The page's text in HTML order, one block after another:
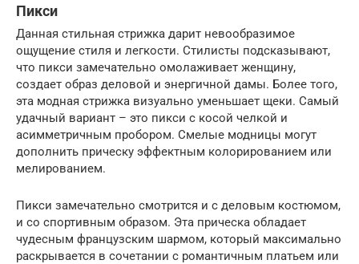
Пикси
Данная стильная стрижка дарит невообразимое
ощущение стиля и легкости. Стилисты подсказывают,
что пикси замечательно омолаживает женщину,
создает образ деловой и энергичной дамы. Более того,
эта модная стрижка визуально уменьшает щеки. Самый
удачный вариант – это пикси с косой челкой и
асимметричным пробором. Смелые модницы могут
дополнить прическу эффектным колорированием или
мелированием.
Пикси замечательно смотрится и с деловым костюмом,
и со спортивным образом. Эта прическа обладает
чудесным французским шармом, который максимально
раскрывается в сочетании с романтичным платьем или